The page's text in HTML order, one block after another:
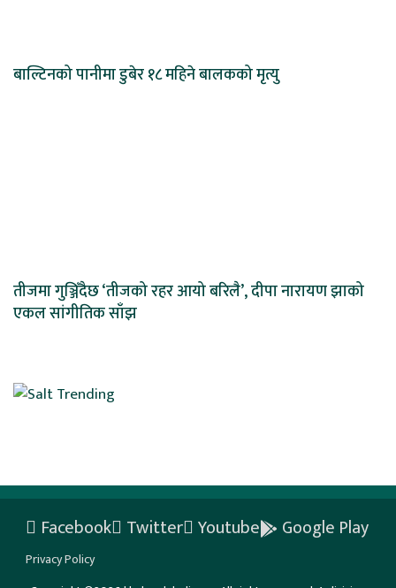
बाल्टिनको पानीमा डुबेर १८ महिने बालकको मृत्यु
तीजमा गुञ्जिँदैछ ‘तीजको रहर आयो बरिलै’, दीपा नारायण झाको
एकल सांगीतिक साँझ
Facebook Twitter Youtube Google Play
Privacy Policy